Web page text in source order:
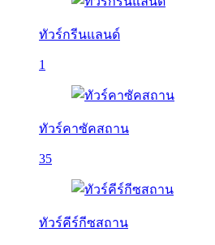
ทัวร์กรีนแลนด์
1
ทัวร์คาซัคสถาน
35
ทัวร์คีร์กีซสถาน